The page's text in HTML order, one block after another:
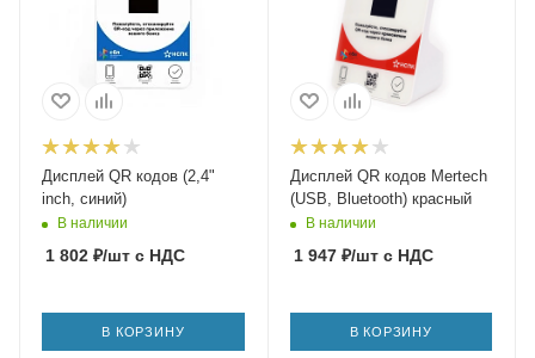
Дисплей QR кодов (2,4"
inch, синий)
В наличии
1 802 ₽/шт с НДС
В КОРЗИНУ
Дисплей QR кодов Mertech
(USB, Bluetooth) красный
В наличии
1 947₽/штс НДС
В КОРЗИНУ